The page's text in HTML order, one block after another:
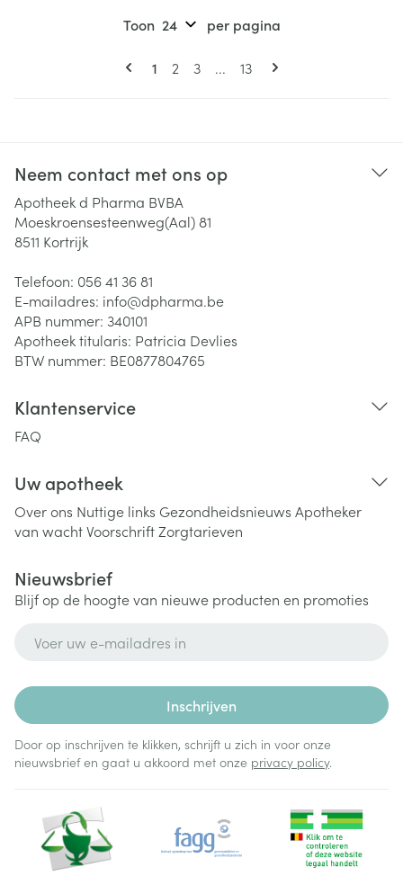
Pagina's
U lees momenteel pagina
1 Pagina
2 Pagina
3 ... Pagina
13
Toon per pagina
Neem contact met ons op
Apotheek d Pharma BVBA
Moeskroensesteenweg(Aal) 81
8511 Kortrijk
Telefoon: 056 41 36 81
E-mailadres: info@dpharma.be
APB nummer: 340101
Apotheek titularis: Patricia Devlies
BTW nummer: BE0877804765
Klantenservice
FAQ
Uw apotheek
Over ons Nuttige links Gezondheidsnieuws Apotheker
van wachtVoorschriftZorgtarieven
Nieuwsbrief
Blijf op de hoogte van nieuwe producten en promoties
Inschrijven
Door op inschrijven te klikken, schrijft u zich in voor onze
nieuwsbrief en gaat u akkoord met onze privacy policy.